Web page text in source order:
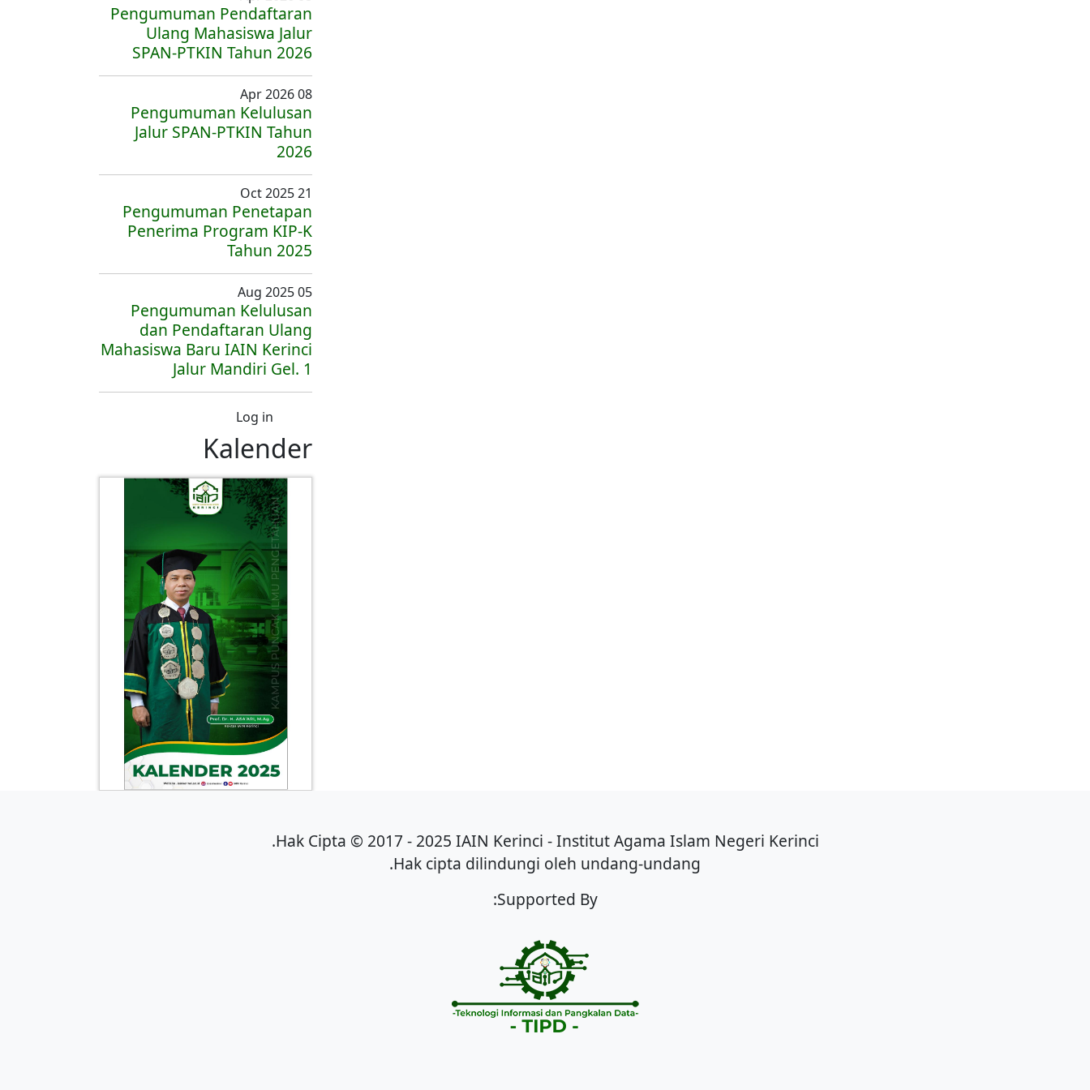
Pengumuman Pendaftaran
Ulang Mahasiswa Jalur
SPAN-PTKIN Tahun 2026
08 Apr 2026
Pengumuman Kelulusan
Jalur SPAN-PTKIN Tahun
2026
21 Oct 2025
Pengumuman Penetapan
Penerima Program KIP-K
Tahun 2025
05 Aug 2025
Pengumuman Kelulusan
dan Pendaftaran Ulang
Mahasiswa Baru IAIN Kerinci
Jalur Mandiri Gel. 1
User account menu
Log in
Kalender
Hak Cipta © 2017 - 2025 IAIN Kerinci - Institut Agama Islam Negeri Kerinci.
Hak cipta dilindungi oleh undang-undang.
Supported By: